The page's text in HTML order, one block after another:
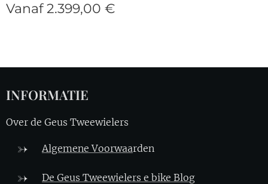
Vanaf2.399,00 €
INFORMATIE
Over de Geus Tweewielers
Algemene Voorwaarden
De Geus Tweewielers e bike Blog